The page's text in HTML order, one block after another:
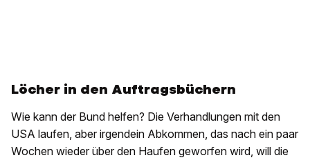
Löcher in den Auftragsbüchern
Wie kann der Bund helfen? Die Verhandlungen mit den
USA laufen, aber irgendein Abkommen, das nach ein paar
Wochen wieder über den Haufen geworfen wird, will die